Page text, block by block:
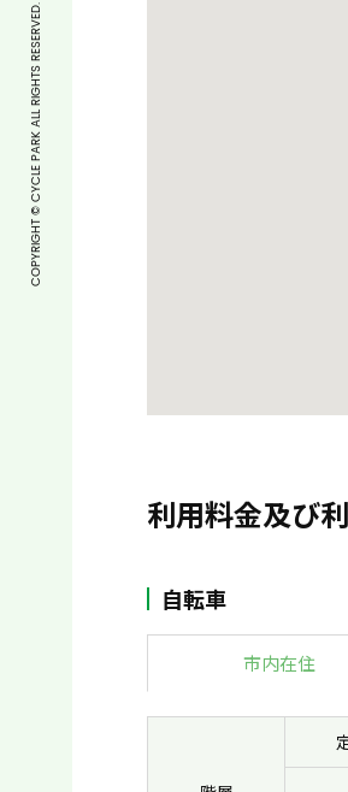
利用料金及び
自転車
市内在住
COPYRIGHT © CYCLE PARK ALL RIGHTS RESERVED.